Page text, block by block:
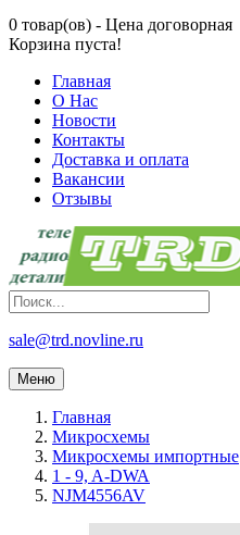
0 товар(ов) - Цена договорная
Корзина пуста!
Главная
О Нас
Новости
Контакты
Доставка и оплата
Вакансии
Отзывы
sale@trd.novline.ru
Меню
Главная
Микросхемы
Микросхемы импортные
1 - 9, A-DWA
NJM4556AV